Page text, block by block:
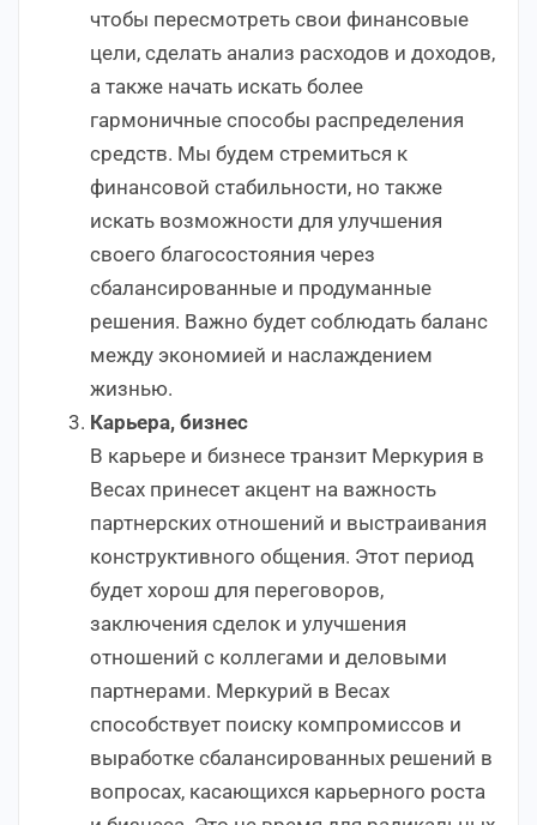
чтобы пересмотреть свои финансовые
цели, сделать анализ расходов и доходов,
а также начать искать более
гармоничные способы распределения
средств. Мы будем стремиться к
финансовой стабильности, но также
искать возможности для улучшения
своего благосостояния через
сбалансированные и продуманные
решения. Важно будет соблюдать баланс
между экономией и наслаждением
жизнью.
Карьера, бизнес
В карьере и бизнесе транзит Меркурия в
Весах принесет акцент на важность
партнерских отношений и выстраивания
конструктивного общения. Этот период
будет хорош для переговоров,
заключения сделок и улучшения
отношений с коллегами и деловыми
партнерами. Меркурий в Весах
способствует поиску компромиссов и
выработке сбалансированных решений в
вопросах, касающихся карьерного роста